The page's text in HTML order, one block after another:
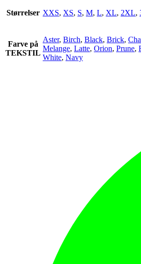
Størrelser XXS, XS, S, M, L, XL, 2XL,
Farve på
TEKSTIL
Aster, Birch, Black, Brick,
Melange, Latte, Orion, Prune,
White, Navy